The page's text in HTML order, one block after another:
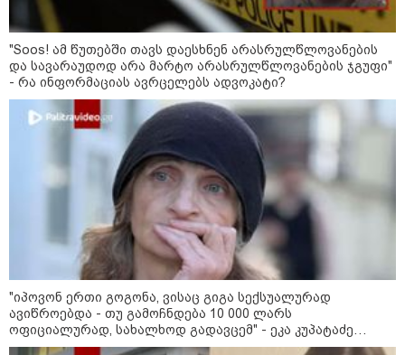
13:24 / 07-08-2026
"საქართველოსთვის თქვენზე ნაკლები
მებრძოლის დედა ვატირე!" - რას ამბობს
გიორგი ბარამიძე პროკურატურის
განცხადების შემდეგ
"Soos! ამ წუთებში თავს დაესხნენ არასრულწლოვანების
და სავარაუდოდ არა მარტო არასრულწლოვანების ჯგუფი"
- რა ინფორმაციას ავრცელებს ადვოკატი?
"იპოვონ ერთი გოგონა, ვისაც გიგა სექსუალურად
ავიწროებდა - თუ გამოჩნდება 10 000 ლარს
ოფიციალურად, სახალხოდ გადავცემ" - ეკა კუპატაძე
განცხადებას ავრცელებს